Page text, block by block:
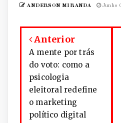
ANDERSON MIRANDA Junho
Anterior
A mente por trás
do voto: como a
psicologia
eleitoral redefine
o marketing
político digital